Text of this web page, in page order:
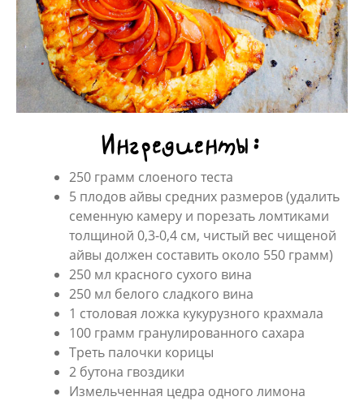
Ингредиенты:
250 грамм слоеного теста
5 плодов айвы средних размеров (удалить
семенную камеру и порезать ломтиками
толщиной 0,3-0,4 см, чистый вес чищеной
айвы должен составить около 550 грамм)
250 мл красного сухого вина
250 мл белого сладкого вина
1 столовая ложка кукурузного крахмала
100 грамм гранулированного сахара
Треть палочки корицы
2 бутона гвоздики
Измельченная цедра одного лимона